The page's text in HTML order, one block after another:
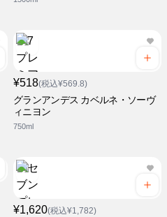
¥518(税込¥569.8)
グランアンデス カベルネ・ソーヴ
ィニヨン
750ml
¥1,620(税込¥1,782)